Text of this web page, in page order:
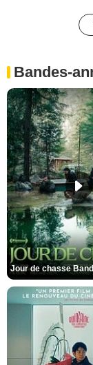
Bandes-
Jour de chasse